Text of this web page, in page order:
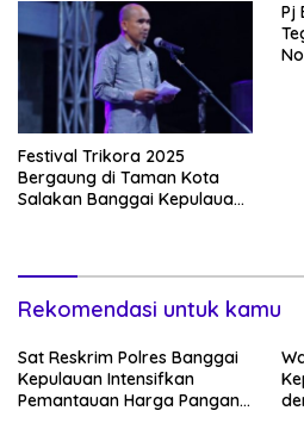
Motivasi pada Siswa
Festival Trikora 2025
Bergaung di Taman Kota
Salakan Banggai Kepulauan:
Budaya
Pj
Rekomendasi untuk kamu
Sat Reskrim Polres Banggai
Kepulauan Intensifkan
Pemantauan Harga Pangan